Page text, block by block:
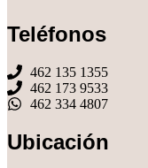
Teléfonos
462 135 1355
462 173 9533
462 334 4807
Ubicación